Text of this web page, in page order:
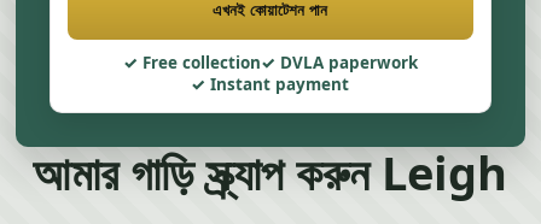
এখনই কোয়াটেশন পান
Free collection
DVLA paperwork
Instant payment
আমার গাড়ি স্ক্র্যাপ করুন Leigh